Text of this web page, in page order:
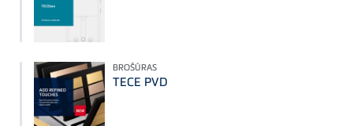
BROŠŪRAS
TECE PVD